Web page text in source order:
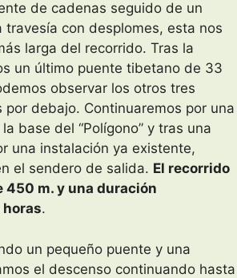
de cadenas seguido de un
travesía con desplomes, esta nos
larga del recorrido. Tras la
un último puente tibetano de 33
observar los otros tres
por debajo. Continuaremos por una
base del “Polígono” y tras una
una instalación ya existente,
el sendero de salida. El recorrido
450 m. y una duración
horas.
un pequeño puente y una
el descenso continuando hasta